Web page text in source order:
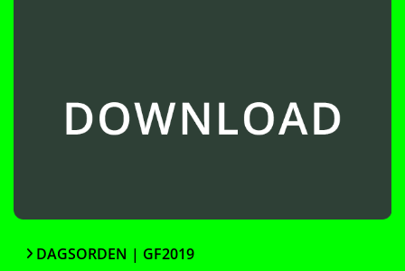
DAGSORDEN | GF2019